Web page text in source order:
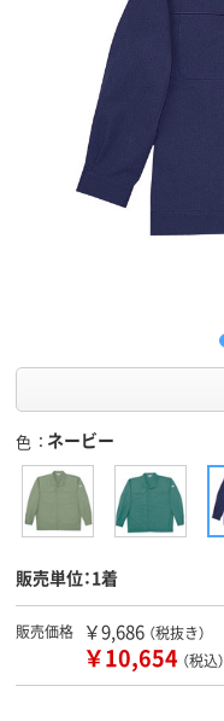
色 ネービー
販売単位：1着
販売価格 ￥9,686 （税抜き）
￥10,654 （税込）